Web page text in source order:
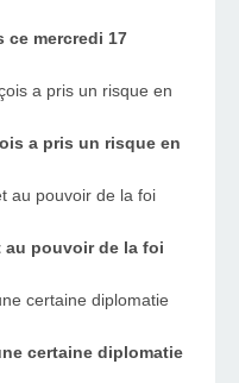
ce mercredi 17
a pris un risque en
au pouvoir de la foi
certaine diplomatie